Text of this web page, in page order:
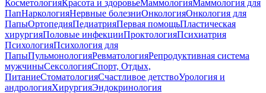
КосметологияКрасота и здоровьеМаммологияМаммология для
ПапНаркологияНервные болезниОнкологияОнкология для
ПапыОртопедияПедиатрияПервая помощьПластическая
хирургияПоловые инфекцииПроктологияПсихиатрия
ПсихологияПсихология для
ПапыПульмонологияРевматологияРепродуктивная система
мужчиныСексологияСпорт, Отдых,
ПитаниеСтоматологияСчастливое детствоУрология и
андрологияХирургияЭндокринология